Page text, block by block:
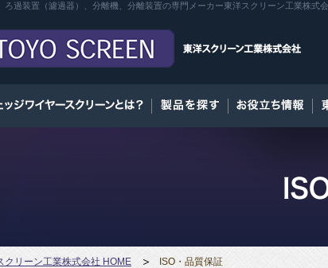
ろ過装置（濾過器）、分離機、分離装置の専門メーカー東洋スクリーン工業株式
クリーン工業株式会社 HOME ISO・品質保証